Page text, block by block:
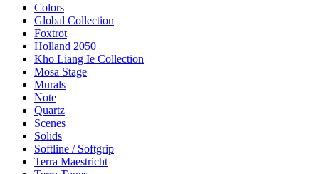
Colors
Global Collection
Foxtrot
Holland 2050
Kho Liang Ie Collection
Mosa Stage
Murals
Note
Quartz
Scenes
Solids
Softline / Softgrip
Terra Maestricht